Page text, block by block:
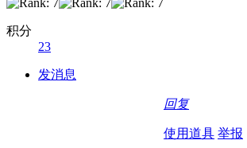
积分
23
发消息
回复
使用道具 举报